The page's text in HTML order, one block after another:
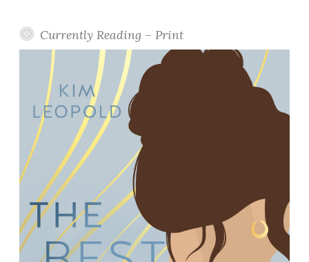
Currently Reading – Print